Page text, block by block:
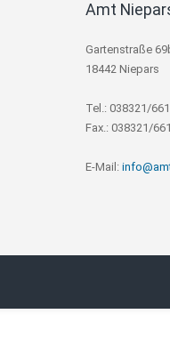
Amt
Gartenstraße
18442 Niepars
Tel.: 038321/
Fax.: 038321/
E-Mail: